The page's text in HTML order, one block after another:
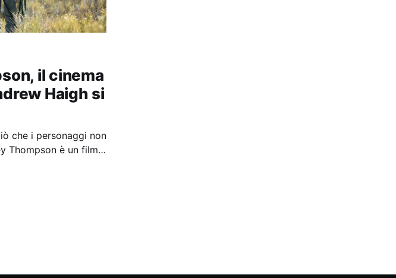
il cinema
Haigh si
che i personaggi non
Thompson è un film